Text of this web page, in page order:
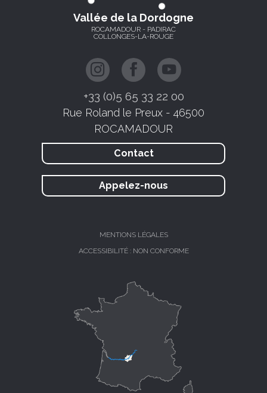
Vallée de la Dordogne
ROCAMADOUR - PADIRAC
COLLONGES-LA-ROUGE
+33 (0)5 65 33 22 00
Rue Roland le Preux - 46500
ROCAMADOUR
Contact
Appelez-nous
MENTIONS LÉGALES
ACCESSIBILITÉ : NON CONFORME